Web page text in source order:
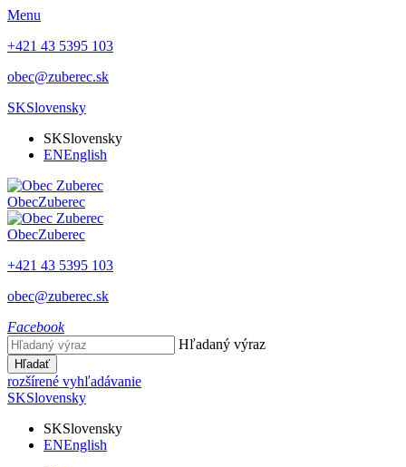
Menu
+421 43 5395 103
obec@zuberec.sk
SKSlovensky
SKSlovensky
ENEnglish
ObecZuberec
ObecZuberec
+421 43 5395 103
obec@zuberec.sk
Facebook
Hľadaný výraz
Hľadať
rozšírené vyhľadávanie
SKSlovensky
SKSlovensky
ENEnglish